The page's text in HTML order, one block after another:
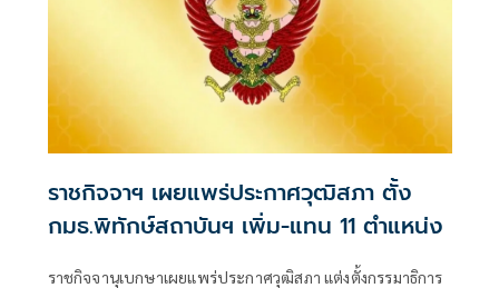
ราชกิจจาฯ เผยแพร่ประกาศวุฒิสภา ตั้ง
กมธ.พิทักษ์สถาบันฯ เพิ่ม-แทน 11 ตำแหน่ง
ราชกิจจานุเบกษาเผยแพร่ประกาศวุฒิสภา แต่งตั้งกรรมาธิการ